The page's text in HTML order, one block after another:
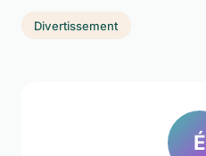
Divertissement
É